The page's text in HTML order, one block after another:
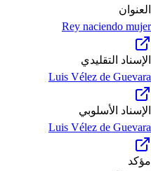
العنوان
Rey naciendo mujer
الإسناد التقليدي
Luis Vélez de Guevara
الإسناد الأسلوبي
Luis Vélez de Guevara
مؤكد